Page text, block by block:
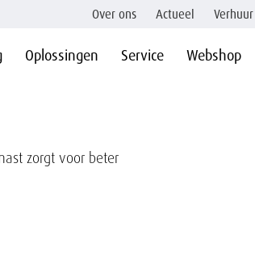
Oplossingen Service Webshop
Over ons Actueel
zorgt voor beter